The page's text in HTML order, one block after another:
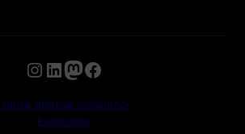
Instagram LinkedIn Mastodon Facebook
Junta arbitral consumo
Estatutos